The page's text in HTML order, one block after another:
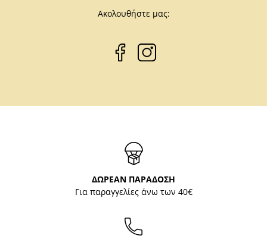
Ακολουθήστε μας:
ΔΩΡΕΑΝ ΠΑΡΑΔΟΣΗ
Για παραγγελίες άνω των 40€